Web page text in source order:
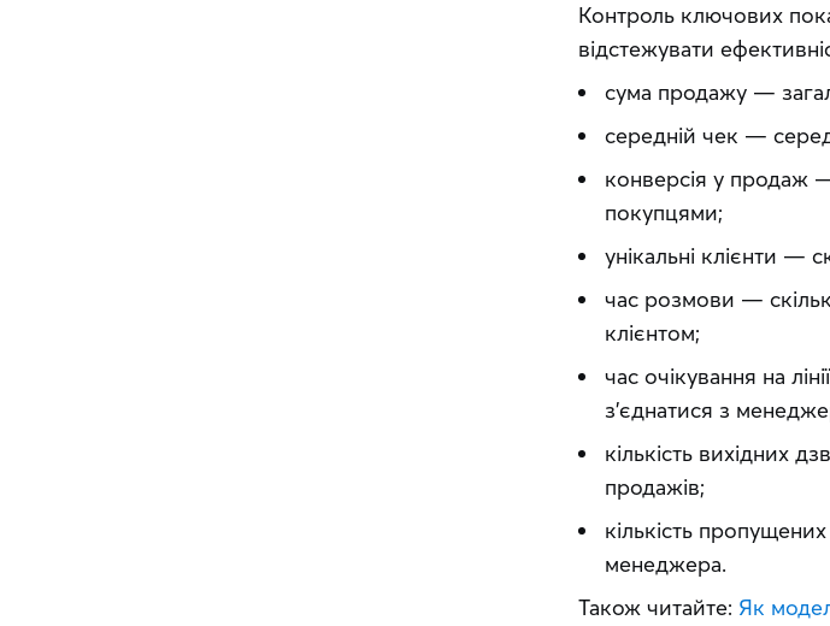
Контроль ключових
відстежувати
сума продажу —
середній чек —
конверсія у продаж
покупцями;
унікальні клієнти —
час розмови —
клієнтом;
час очікування на
з’єднатися з
кількість вихідних
продажів;
кількість
менеджера.
Також читайте: Як